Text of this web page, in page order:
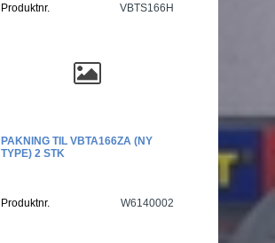
Produktnr. VBTS166H
PAKNING TIL VBTA166ZA (NY
TYPE) 2 STK
Produktnr. W6140002